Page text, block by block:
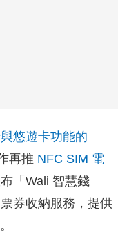
悠遊卡功能的
再推 NFC SIM 電
「Wali 智慧錢
券收納服務，提供